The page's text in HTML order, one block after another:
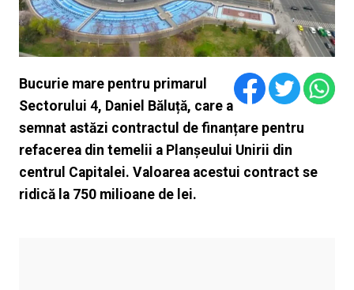
Bucurie mare pentru primarul
Sectorului 4, Daniel Băluță, care a
semnat astăzi contractul de finanțare pentru
refacerea din temelii a Planșeului Unirii din
centrul Capitalei. Valoarea acestui contract se
ridică la 750 milioane de lei.